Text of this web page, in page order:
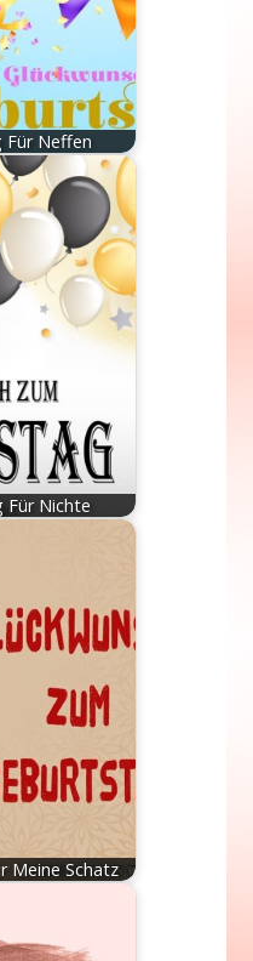
Für Neffen
Für Nichte
Meine Schatz